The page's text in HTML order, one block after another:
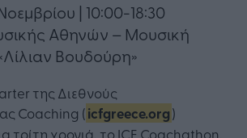
| 10:00-18:30
Αθηνών – Μουσική
Βουδούρη»
της Διεθνούς
Coaching (icfgreece.org)
τρίτη χρονιά, το ICF Coachathon,